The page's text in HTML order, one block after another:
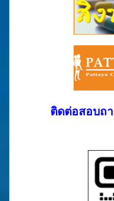
ติดต่อสอบถา